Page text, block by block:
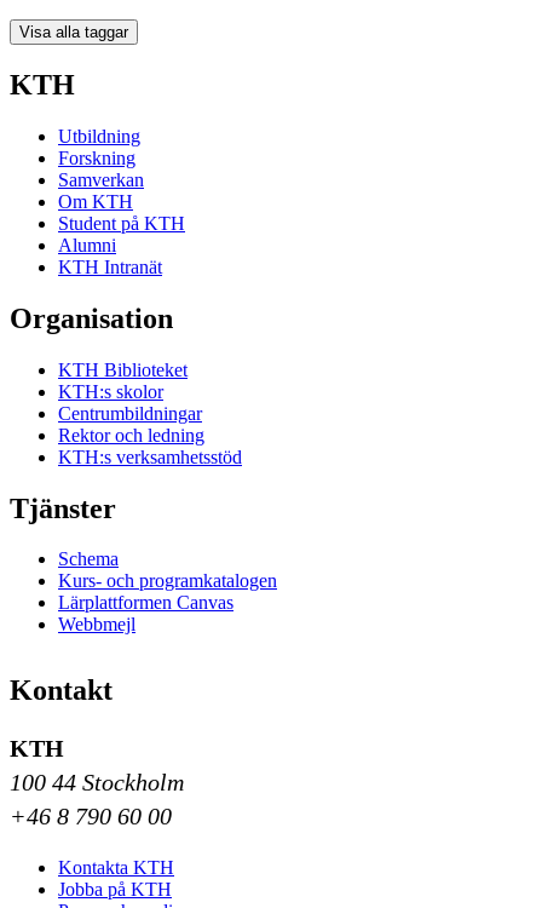
Visa alla taggar
KTH
Utbildning
Forskning
Samverkan
Om KTH
Student på KTH
Alumni
KTH Intranät
Organisation
KTH Biblioteket
KTH:s skolor
Centrumbildningar
Rektor och ledning
KTH:s verksamhetsstöd
Tjänster
Schema
Kurs- och programkatalogen
Lärplattformen Canvas
Webbmejl
Kontakt
KTH
100 44 Stockholm
+46 8 790 60 00
Kontakta KTH
Jobba på KTH